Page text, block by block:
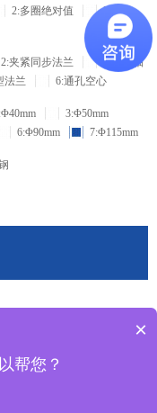
2:多圈绝对值
3:增量
2:夹紧同步法兰
3:盲孔轴
法兰 6:通孔空心
3:Φ50mm
6:Φ90mm 7:Φ115mm
×
帮您？